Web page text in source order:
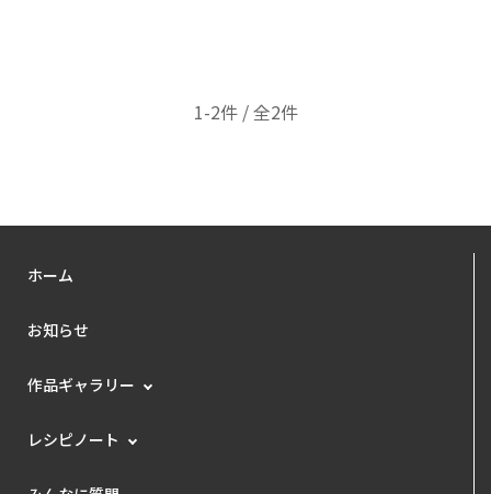
1-2件 / 全2件
ホーム
お知らせ
作品ギャラリー
レシピノート